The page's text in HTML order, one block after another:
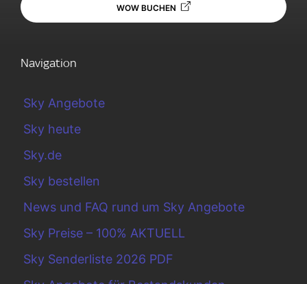
WOW BUCHEN
Navigation
Sky Angebote
Sky heute
Sky.de
Sky bestellen
News und FAQ rund um Sky Angebote
Sky Preise – 100% AKTUELL
Sky Senderliste 2026 PDF